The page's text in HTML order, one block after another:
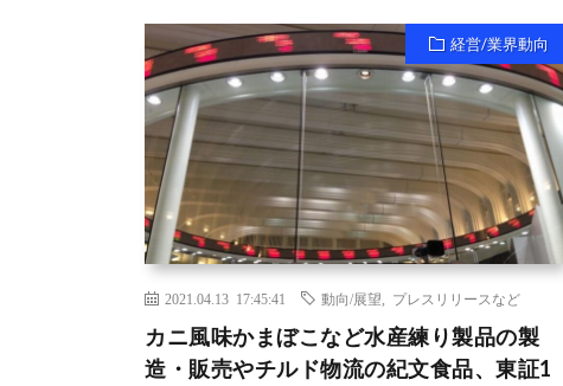
経営/業界動向
2021.04.13 17:45:41 動向/展望 プレスリリースなど
カニ風味かまぼこなど水産練り製品の製
造・販売やチルド物流の紀文食品、東証1